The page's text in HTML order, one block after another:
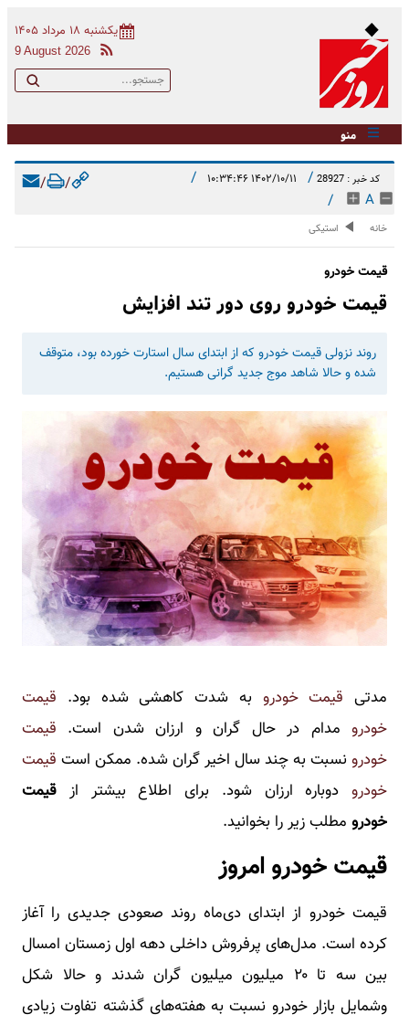
یکشنبه ۱۸ مرداد ۱۴۰۵
9 August 2026
منو
کد خبر : 28927 / ۱۴۰۲/۱۰/۱۱ ۱۰:۳۴:۴۶ /
A
/
/
/
خانه استیکی
قیمت خودرو
قیمت خودرو روی دور تند افزایش
​روند نزولی قیمت خودرو که از ابتدای سال استارت خورده بود، متوقف
شده و حالا شاهد موج جدید گرانی هستیم.
مدتی قیمت خودرو به شدت کاهشی شده بود. قیمت
خودرو مدام در حال گران و ارزان شدن است. قیمت
خودرو نسبت به چند سال اخیر گران شده. ممکن است قیمت
خودرو دوباره ارزان شود. برای اطلاع بیشتر از قیمت
خودرو مطلب زیر را بخوانید.
قیمت خودرو امروز
قیمت خودرو از ابتدای دی‌ماه روند صعودی جدیدی را آغاز
کرده است. مدل‌های پرفروش داخلی دهه اول زمستان امسال
بین سه تا ۲۰ میلیون میلیون گران شدند و حالا شکل
وشمایل بازار خودرو نسبت به هفته‌های گذشته تفاوت زیادی